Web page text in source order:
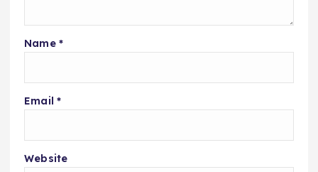
Name *
Email *
Website